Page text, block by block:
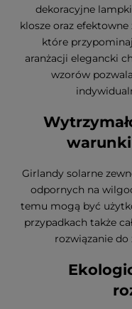
dekoracyjne
klosze oraz efektowne
które
aranżacji elegancki
wzorów
Girlandy solarne
odpornych na
temu mogą być
przypadkach także
rozwiązanie